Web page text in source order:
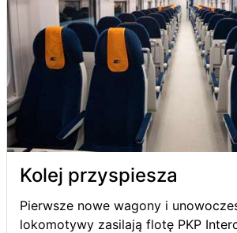
Kolej przyspiesza
Pierwsze nowe wagony i
lokomotywy zasilają flotę PKP